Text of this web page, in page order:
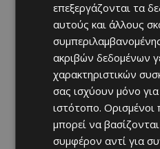
επεξεργάζονται τα
αυτούς και άλλους
ακριβών δεδομένων
χαρακτηριστικών
σας ισχύουν μόνο
ιστότοπο. Ορισμένοι
μπορεί να
συμφέρον αντί για